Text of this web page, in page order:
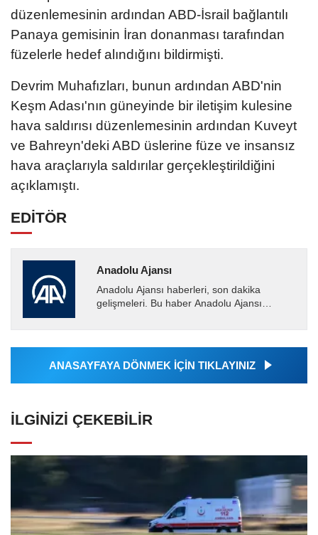
düzenlemesinin ardından ABD-İsrail bağlantılı
Panaya gemisinin İran donanması tarafından
füzelerle hedef alındığını bildirmişti.
Devrim Muhafızları, bunun ardından ABD'nin
Keşm Adası'nın güneyinde bir iletişim kulesine
hava saldırısı düzenlemesinin ardından Kuveyt
ve Bahreyn'deki ABD üslerine füze ve insansız
hava araçlarıyla saldırılar gerçekleştirildiğini
açıklamıştı.
EDİTÖR
Anadolu Ajansı
Anadolu Ajansı haberleri, son dakika
gelişmeleri. Bu haber Anadolu Ajansı
tarafından geçilen tüm...
ANASAYFAYA DÖNMEK İÇİN TIKLAYINIZ
İLGINIZI ÇEKEBILIR